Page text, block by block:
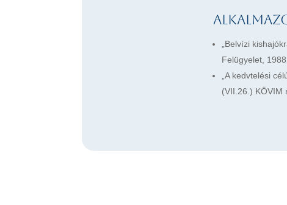
„Belvízi
Felügyelet,
„A kedvtelési
(VII.26.) KÖVIM